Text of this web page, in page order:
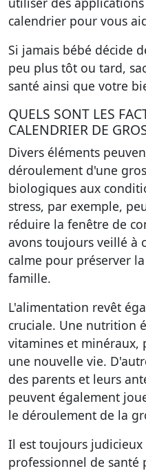
calendrier pour vous
Si jamais bébé décide
peu plus tôt ou tard,
santé ainsi que votre
QUELS SONT LES
CALENDRIER DE
Divers éléments
déroulement d'une
biologiques aux
stress, par exemple,
réduire la fenêtre de
avons toujours veillé à
calme pour préserver
famille.
L'alimentation revêt
cruciale. Une nutrition
vitamines et minéraux,
une nouvelle vie.
des parents et leurs
peuvent également
le déroulement de la
Il est toujours judicieux
professionnel de santé